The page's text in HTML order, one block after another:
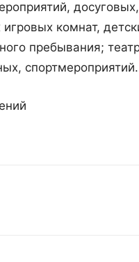
комнат,
пребывания;
спортмероприятий.